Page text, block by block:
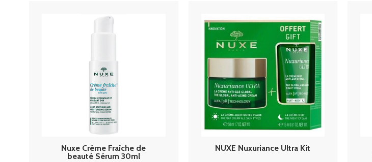
Nuxe Crème Fraîche de
beauté Sérum 30ml
NUXE Nuxuriance Ultra Kit